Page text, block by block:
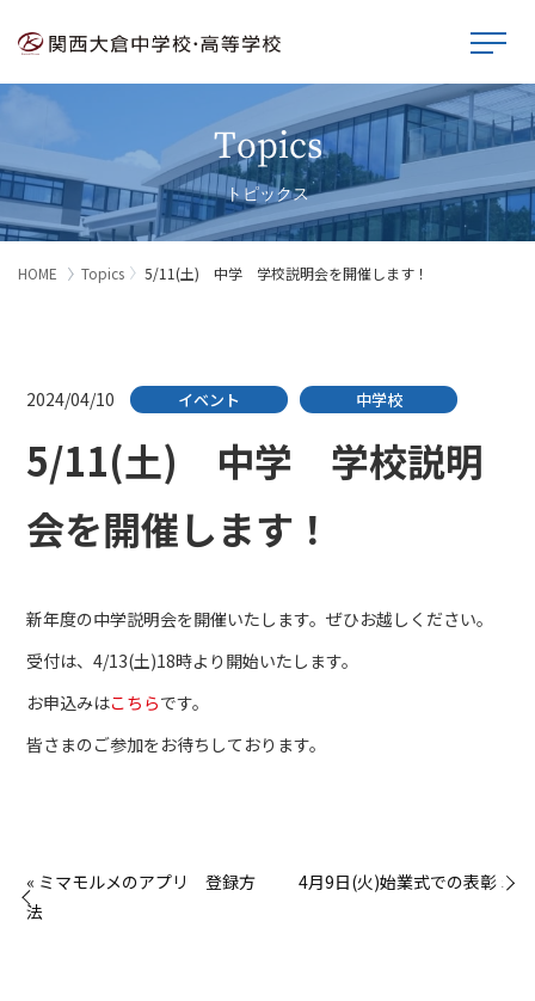
Topics
トピックス
HOME Topics 5/11(土) 中学 学校説明会を開催します！
2024/04/10 イベント 中学校
5/11(土) 中学 学校説明
会を開催します！
新年度の中学説明会を開催いたします。ぜひお越しください。
受付は、4/13(土)18時より開始いたします。
お申込みはこちらです。
皆さまのご参加をお待ちしております。
« ミマモルメのアプリ 登録方
法
4月9日(火)始業式での表彰 »